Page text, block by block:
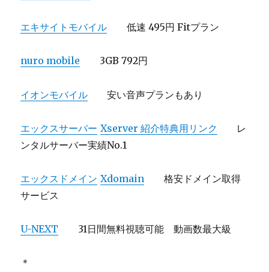
エキサイトモバイル 低速 495円 Fitプラン
nuro mobile 3GB 792円
イオンモバイル 安い音声プランもあり
エックスサーバー Xserver 紹介特典用リンク
レ
ンタルサーバー実績No.1
エックスドメイン Xdomain
格安ドメイン取得
サービス
U-NEXT 31日間無料視聴可能 動画数最大級
＊